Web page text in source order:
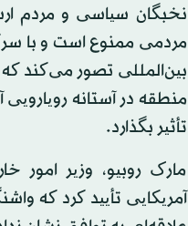
نخبگان سیاسی و مردم
مردمی ممنوع است و با
بین‌المللی تصور می‌کند که
منطقه در آستانه رویارویی
تأثیر بگذارد.
مارک روبیو، وزیر امور
آمریکایی تأیید کرد که